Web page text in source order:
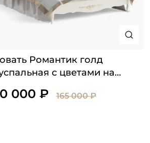
Романтик голд
с цветами на
000 ₽ 165 000 ₽